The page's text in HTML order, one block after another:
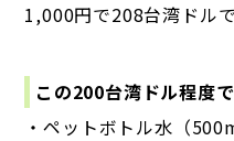
1,000円で208台湾ドルで
この200台湾ドル程度
・ペットボトル水（